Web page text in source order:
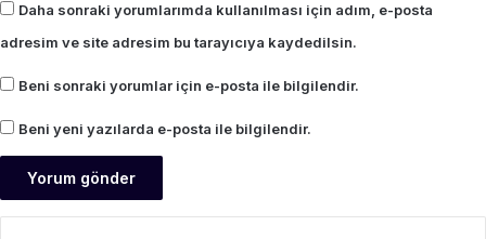
Daha sonraki yorumlarımda kullanılması için adım, e-posta
adresim ve site adresim bu tarayıcıya kaydedilsin.
Beni sonraki yorumlar için e-posta ile bilgilendir.
Beni yeni yazılarda e-posta ile bilgilendir.